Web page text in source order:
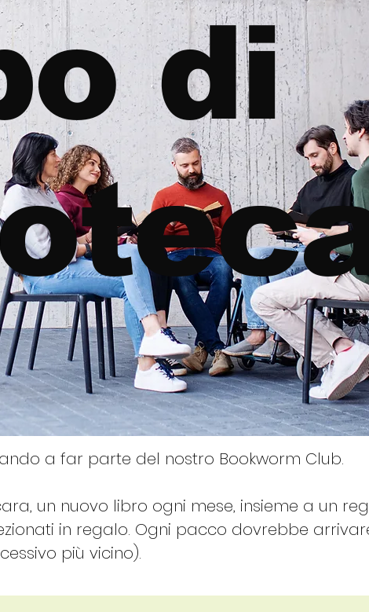
di
a far parte del nostro Bookworm Club.
un nuovo libro ogni mese, insieme a un
in regalo. Ogni pacco dovrebbe
più vicino).